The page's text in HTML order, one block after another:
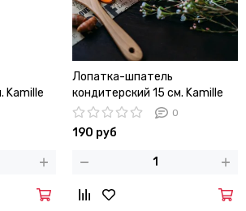
Kamille
Лопатка-шпатель
кондитерский 15 см. Kamille
KM 7821 из нержавеющей
стали с деревянной ручкой
0
190 руб